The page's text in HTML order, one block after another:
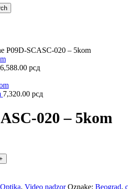
P09D-SCASC-020 – 5kom
6,588.00 рсд
7,320.00 рсд
020 – 5kom
Optika, Video nadzor Oznake: Beograd,